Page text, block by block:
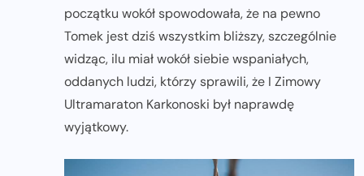
początku wokół spowodowała, że na pewno
Tomek jest dziś wszystkim bliższy, szczególnie
widząc, ilu miał wokół siebie wspaniałych,
oddanych ludzi, którzy sprawili, że I Zimowy
Ultramaraton Karkonoski był naprawdę
wyjątkowy.